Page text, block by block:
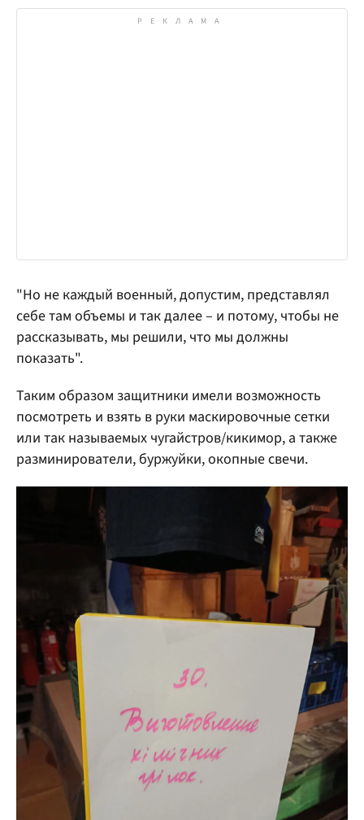
"Но не каждый военный, допустим, представлял
себе там объемы и так далее – и потому, чтобы не
рассказывать, мы решили, что мы должны
показать".
Таким образом защитники имели возможность
посмотреть и взять в руки маскировочные сетки
или так называемых чугайстров/кикимор, а также
разминирователи, буржуйки, окопные свечи.